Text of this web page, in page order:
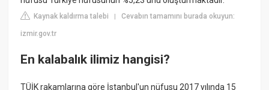
Kaynak kaldırma talebi |Cevabın tamamını burada okuyun:
izmir.gov.tr
En kalabalık ilimiz hangisi?
TÜİK rakamlarına göre İstanbul'un nüfusu 2017 yılında 15